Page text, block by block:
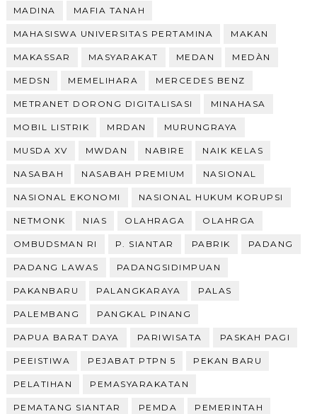
MADINA MAFIA TANAH
MAHASISWA UNIVERSITAS PERTAMINA MAKAN
MAKASSAR MASYARAKAT MEDAN MEDÀN
MEDSN MEMELIHARA MERCEDES BENZ
METRANET DORONG DIGITALISASI MINAHASA
MOBIL LISTRIK MRDAN MURUNGRAYA
MUSDA XV MWDAN NABIRE NAIK KELAS
NASABAH NASABAH PREMIUM NASIONAL
NASIONAL EKONOMI NASIONAL HUKUM KORUPSI
NETMONK NIAS OLAHRAGA OLAHRGA
OMBUDSMAN RI P. SIANTAR PABRIK PADANG
PADANG LAWAS PADANGSIDIMPUAN
PAKANBARU PALANGKARAYA PALAS
PALEMBANG PANGKAL PINANG
PAPUA BARAT DAYA PARIWISATA PASKAH PAGI
PEEISTIWA PEJABAT PTPN 5 PEKAN BARU
PELATIHAN PEMASYARAKATAN
PEMATANG SIANTAR PEMDA PEMERINTAH